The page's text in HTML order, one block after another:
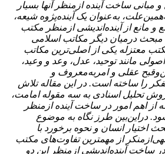
ساخت آینده ازمنظر آنها بسیار
به‌عنوان یک آینده‌پژوه شیعه،
مانع از آینده‌اندیشی ازمنظر مکتب
مبحث درمیان دیگر مکاتب اسلامی
معتزله یکی از اصلی‌ترین مکاتب
مانند توحید، عدل، وعد و وعید،
عقلی و امر‌به‌معروف و
را ساخته است. در این مقاله تلاش
تحلیل اسنادی به سه مقوله امامت،
از اهم امور در ساخت آینده ازمنظر
دراین‌بین طرز نگاه به موضوع
اختیار انسان و نحوه برخورد با
از مهمترین تفاوت‌های مکتب
ساخت آینده‌اندیشی ازمنظر این دو